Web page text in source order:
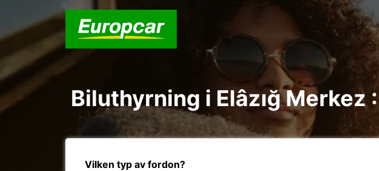
Biluthyrning i Elâzığ
Vilken typ av fordon?